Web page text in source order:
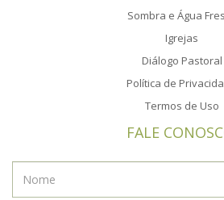
Sombra e Água
Igrejas
Diálogo Pastoral
Política de
Termos de Uso
FALE